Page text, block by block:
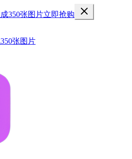
350张图片立即抢购
张图片